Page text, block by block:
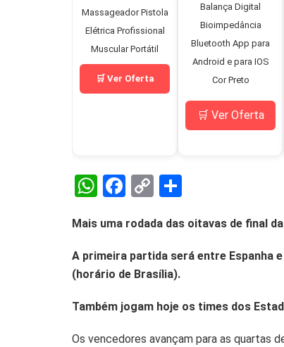
Massageador Pistola
Elétrica Profissional
Muscular Portátil
🛒 Ver Oferta
Balança Digital
Bioimpedância
Bluetooth App para
Android e para IOS
Cor Preto
🛒 Ver Oferta
W
at
s
A
p
F
ce
b
o
o
k
C
py
Li
n
k
ar
e
Mais uma rodada das oitavas de final
A primeira partida será entre Espanha
(horário de Brasília).
Também jogam hoje os times dos
Os vencedores avançam para as quartas